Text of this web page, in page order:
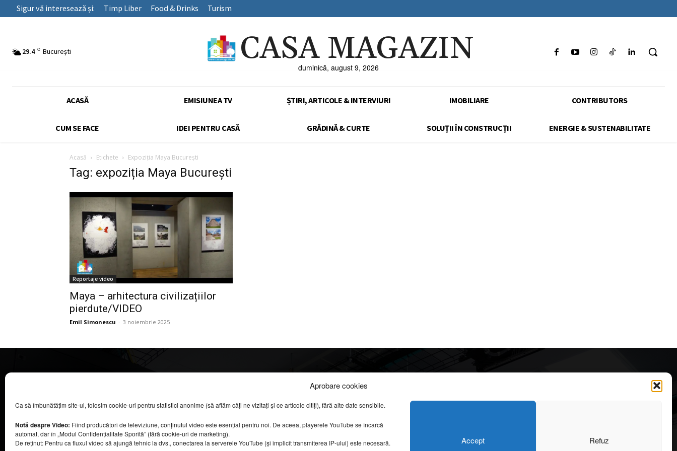
Aprobare cookies
Ca să îmbunătățim site-ul, folosim cookie-uri pentru statistici anonime (să aflăm câți ne vizitați și ce articole citiți), fără alte date sensibile.
Notă despre Video: Fiind producători de televiziune, conținutul video este esențial pentru noi. De aceea, playerele YouTube se încarcă
automat, dar în „Modul Confidențialitate Sporită” (fără cookie-uri de marketing).
De reținut: Pentru ca fluxul video să ajungă tehnic la dvs., conectarea la serverele YouTube (și implicit transmiterea IP-ului) este necesară.
Accept Refuz
Sigur vă interesează și: Timp Liber Food & Drinks Turism
29.4 C București CASA MAGAZIN
duminică, august 9, 2026
ACASĂ EMISIUNEA TV ȘTIRI, ARTICOLE & INTERVIURI IMOBILIARE CONTRIBUTORS
CUM SE FACE IDEI PENTRU CASĂ GRĂDINĂ & CURTE SOLUȚII ÎN CONSTRUCȚII ENERGIE & SUSTENABILITATE
Acasă Etichete Expoziția Maya București
Tag: expoziția Maya București
Reportaje video
Maya – arhitectura civilizațiilor
pierdute/VIDEO
Emil Simonescu - 3 noiembrie 2025
COOL MEDIA BROADCASTING & EVENTS SRL.
Toate drepturile rezervate.
Contacte în secțiunea „Despre noi”.
Urmăriți emisiunea Casa Magazin pe Digi24,
Info
DESPRE NOI
CONFIDENȚIALITATE & COOKIES
apreciate
102
Cele mai impresionante cabane